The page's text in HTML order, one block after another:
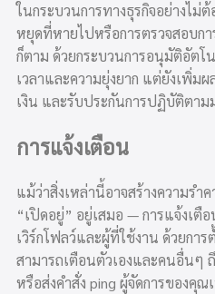
ในกระบวนการทางธุรกิจอย่างไม่
หยุดที่หายไปหรือการตรวจสอบกา
ก็ตาม ด้วยกระบวนการอนุมัติอัต
เวลาและความยุ่งยาก แต่ยังเพิ่ม
เงิน และรับประกันการปฏิบัติตาม
การแจ้งเตือน
แม้ว่าสิ่งเหล่านี้อาจสร้างความรำ
“เปิดอยู่” อยู่เสมอ — การแจ้งเตื
เวิร์กโฟลว์และผู้ที่ใช้งาน ด้วยกา
สามารถเตือนตัวเองและคนอื่นๆ
หรือส่งคำสั่ง ping ผู้จัดการของคุ